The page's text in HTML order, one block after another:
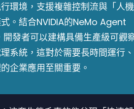
環境，支援複雜控制流與「人機
。結合NVIDIA的NeMo Agent
發者可以建構具備生產級可觀
系統，這對於需要長時間運行、
企業應用至關重要。